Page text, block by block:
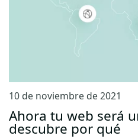
10 de noviembre de 2021
Ahora tu web será
descubre por qué